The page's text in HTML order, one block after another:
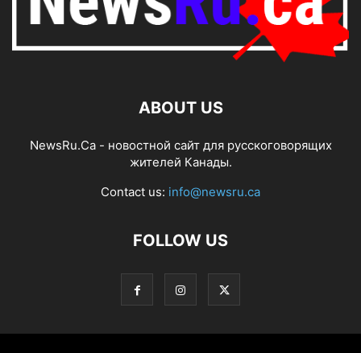
ABOUT US
NewsRu.Ca - новостной сайт для русскоговорящих
жителей Канады.
Contact us: info@newsru.ca
FOLLOW US